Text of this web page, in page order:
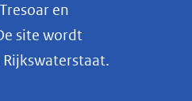
en
site wordt